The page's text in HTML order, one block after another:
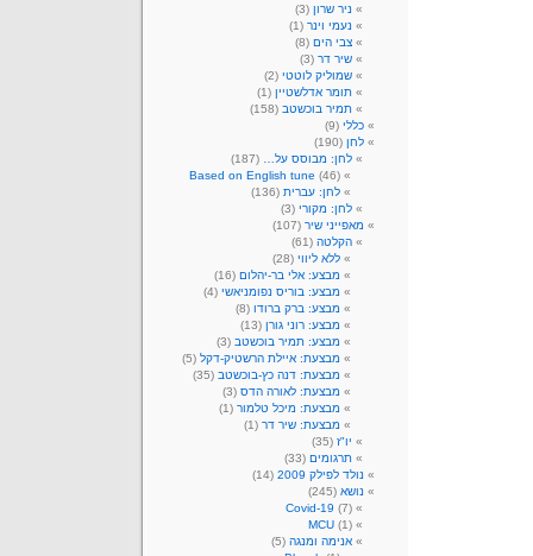
ניר שרון (3)
נעמי וינר (1)
צבי הים (8)
שיר דר (3)
שמוליק לוטטי (2)
תומר אדלשטיין (1)
תמיר בוכשטב (158)
כללי (9)
לחן (190)
לחן: מבוסס על…
(187)
Based on English tune (46)
לחן: עברית (136)
לחן: מקורי (3)
מאפייני שיר (107)
הקלטה (61)
ללא ליווי (28)
מבצע: אלי בר-יהלום (16)
מבצע: בוריס נפומניאשי (4)
מבצע: ברק ברודו (8)
מבצע: רוני גורן (13)
מבצע: תמיר בוכשטב (3)
מבצעת: איילת הרשטיק-דקל (5)
מבצעת: דנה כץ-בוכשטב (35)
מבצעת: לאורה הדס (3)
מבצעת: מיכל טלמור (1)
מבצעת: שיר דר (1)
יו"ז (35)
תרגומים (33)
נולד לפילק 2009
(14)
נושא (245)
Covid-19 (7)
MCU (1)
אנימה ומנגה (5)